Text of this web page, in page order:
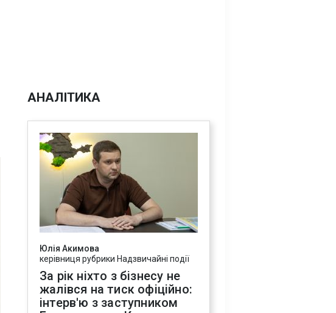
АНАЛІТИКА
Юлія Акимова
керівниця рубрики Надзвичайні події
За рік ніхто з бізнесу не
жалівся на тиск офіційно:
інтерв'ю з заступником